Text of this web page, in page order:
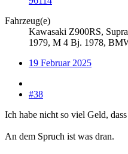
Fahrzeug(e)
Kawasaki Z900RS,
1979, M 4 Bj. 1978,
19 Februar 2025
#38
Ich habe nicht so viel Geld,
An dem Spruch ist was dran.